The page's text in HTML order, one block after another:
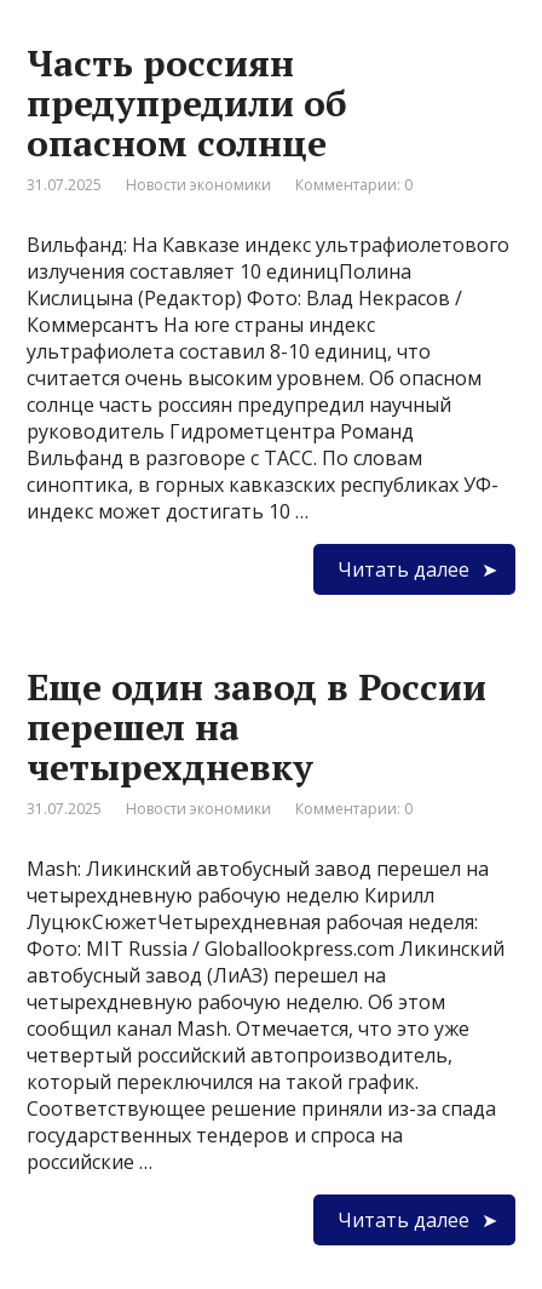
Часть россиян
предупредили об
опасном солнце
31.07.2025 Новости экономики Комментарии: 0
Вильфанд: На Кавказе индекс ультрафиолетового
излучения составляет 10 единицПолина
Кислицына (Редактор) Фото: Влад Некрасов /
Коммерсантъ На юге страны индекс
ультрафиолета составил 8-10 единиц, что
считается очень высоким уровнем. Об опасном
солнце часть россиян предупредил научный
руководитель Гидрометцентра Романд
Вильфанд в разговоре с ТАСС. По словам
синоптика, в горных кавказских республиках УФ-
индекс может достигать 10 …
Читать далее
Еще один завод в России
перешел на
четырехдневку
31.07.2025 Новости экономики Комментарии: 0
Mash: Ликинский автобусный завод перешел на
четырехдневную рабочую неделю Кирилл
ЛуцюкСюжетЧетырехдневная рабочая неделя:
Фото: MIT Russia / Globallookpress.com Ликинский
автобусный завод (ЛиАЗ) перешел на
четырехдневную рабочую неделю. Об этом
сообщил канал Mash. Отмечается, что это уже
четвертый российский автопроизводитель,
который переключился на такой график.
Соответствующее решение приняли из-за спада
государственных тендеров и спроса на
российские …
Читать далее